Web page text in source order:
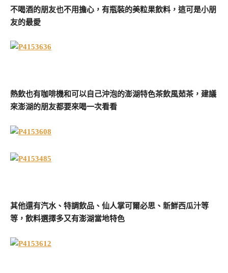
不喝酒的朋友也不用擔心，有瓶裝的美粒果飲料，這可是小朋
友的最愛
熱飲也有咖啡機和可以自己沖泡的澎湖特色茶飲風茹茶，建議
來澎湖的朋友都要來喝一次看看
其他還有汽水、特調飲品、仙人掌可爾必思、新鮮西瓜汁等
等，飲料選擇多又有澎湖當地特色